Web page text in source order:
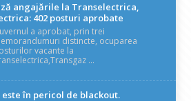
angajările la Transelectrica,
402 posturi aprobate
a aprobat, prin trei
distincte, ocuparea
vacante la
...
este în pericol de blackout.